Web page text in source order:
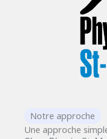
Notre approche
Une approche